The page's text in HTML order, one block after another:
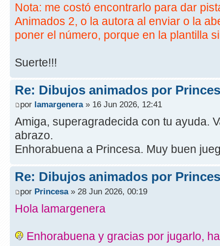
Nota: me costó encontrarlo para dar
Animados 2, o la autora al enviar o la
poner el número, porque en la plantilla
Suerte!!!
Re: Dibujos animados por
por lamargenera» 16 Jun 2026, 12:41
Amiga, superagradecida con tu ayuda.
abrazo.
Enhorabuena a Princesa. Muy buen
Re: Dibujos animados por
por Princesa» 28 Jun 2026, 00:19
Hola lamargenera
Enhorabuena y gracias por jugarlo,